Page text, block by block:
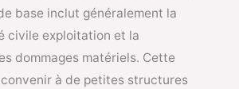
base inclut généralement la
civile exploitation et la
dommages matériels. Cette
à de petites structures